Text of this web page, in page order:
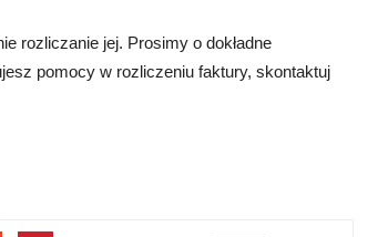
rozliczanie jej. Prosimy o dokładne
pomocy w rozliczeniu faktury, skontaktuj